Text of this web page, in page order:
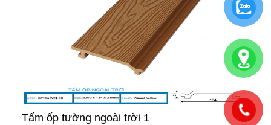
Tấm ốp tường ngoài trời 1